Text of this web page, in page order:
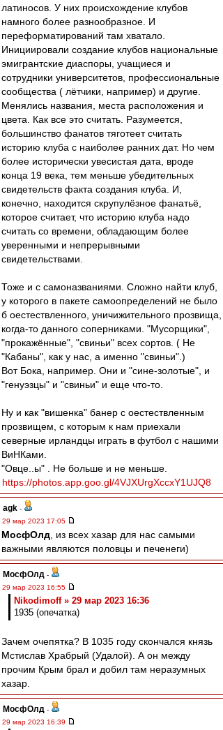
латиносов. У них происхождение клубов
намного более разнообразное. И
переформатирований там хватало.
Инициировали создание клубов национальные
эмигрантские диаспоры, учащиеся и
сотрудники университетов, профессиональные
сообщества ( лётчики, например) и другие.
Менялись названия, места расположения и
цвета. Как все это считать. Разумеется,
большинство фанатов тяготеет считать
историю клуба с наиболее ранних дат. Но чем
более исторически увесистая дата, вроде
конца 19 века, тем меньше убедительных
свидетельств факта создания клуба. И,
конечно, находится скрупулёзное фанатьё,
которое считает, что историю клуба надо
считать со времени, обладающим более
уверенными и непрерывными
свидетельствами.
Тоже и с самоназваниями. Сложно найти клуб,
у которого в пакете самоопределений не было
б оестествленного, уничижительного прозвища,
когда-то данного соперниками. "Мусорщики",
"прокажённые", "свиньи" всех сортов. ( Не
"Кабаны", как у нас, а именно "свиньи".)
Вот Бока, например. Они и "сине-золотые", и
"генуэзцы" и "свиньи" и еще что-то.
Ну и как "вишенка" банер с оестествленным
прозвищем, с которым к нам приехали
северные ирландцы играть в футбол с нашими
ВиНКами.
"Овце..ы" . Не больше и не меньше.
https://photos.app.goo.gl/4VJXUrgXccxY1UJQ8
agk -
29 мар 2023 17:05
МосфОлд , из всех хазар для нас самыми
важными являются половцы и печенеги)
МосфОлд -
29 мар 2023 16:55
Nikodimoff » 29 мар 2023 16:36
1935 (опечатка)
Зачем очепятка? В 1035 году скончался князь
Мстислав Храбрый (Удалой). А он между
прочим Крым брал и добил там неразумных
хазар.
МосфОлд -
29 мар 2023 16:39